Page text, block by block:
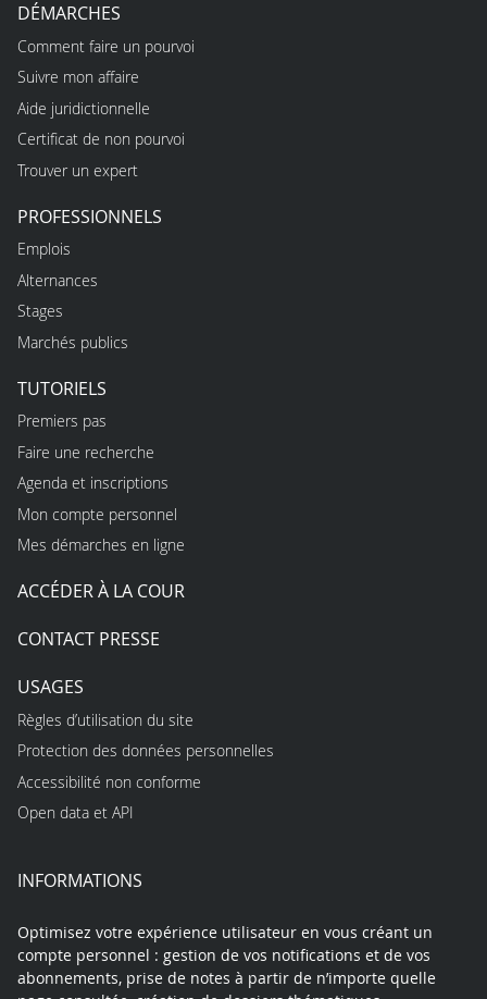
DÉMARCHES
Comment faire un pourvoi
Suivre mon affaire
Aide juridictionnelle
Certificat de non pourvoi
Trouver un expert
PROFESSIONNELS
Emplois
Alternances
Stages
Marchés publics
TUTORIELS
Premiers pas
Faire une recherche
Agenda et inscriptions
Mon compte personnel
Mes démarches en ligne
ACCÉDER À LA COUR
CONTACT PRESSE
USAGES
Règles d’utilisation du site
Protection des données personnelles
Accessibilité non conforme
Open data et API
INFORMATIONS
Optimisez votre expérience utilisateur en vous créant un
compte personnel : gestion de vos notifications et de vos
abonnements, prise de notes à partir de n’importe quelle